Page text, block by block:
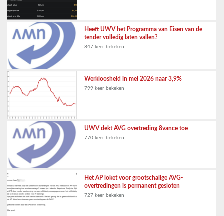
Heeft UWV het Programma van Eisen van de
tender volledig laten vallen?
847 keer bekeken
Werkloosheid in mei 2026 naar 3,9%
799 keer bekeken
UWV dekt AVG overtreding 8vance toe
770 keer bekeken
Het AP loket voor grootschalige AVG-
overtredingen is permanent gesloten
727 keer bekeken